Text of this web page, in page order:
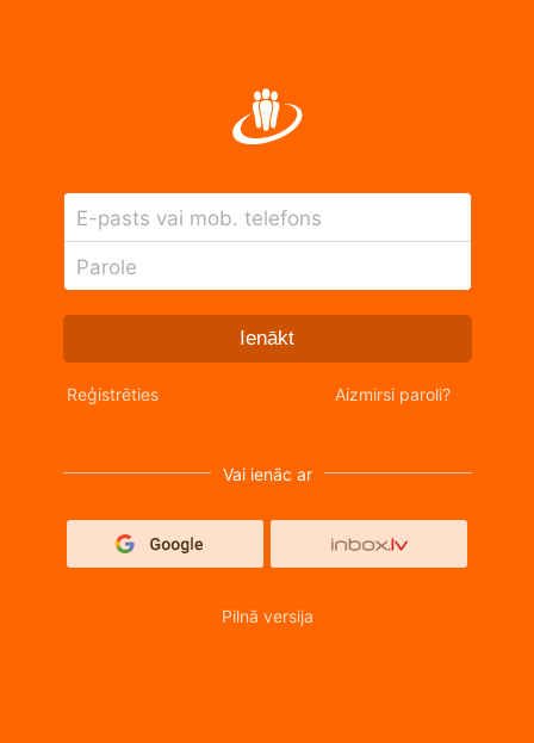
E-pasts vai mob. telefons
Parole
Ienākt
Reģistrēties Aizmirsi paroli?
Vai ienāc ar
Pilnā versija